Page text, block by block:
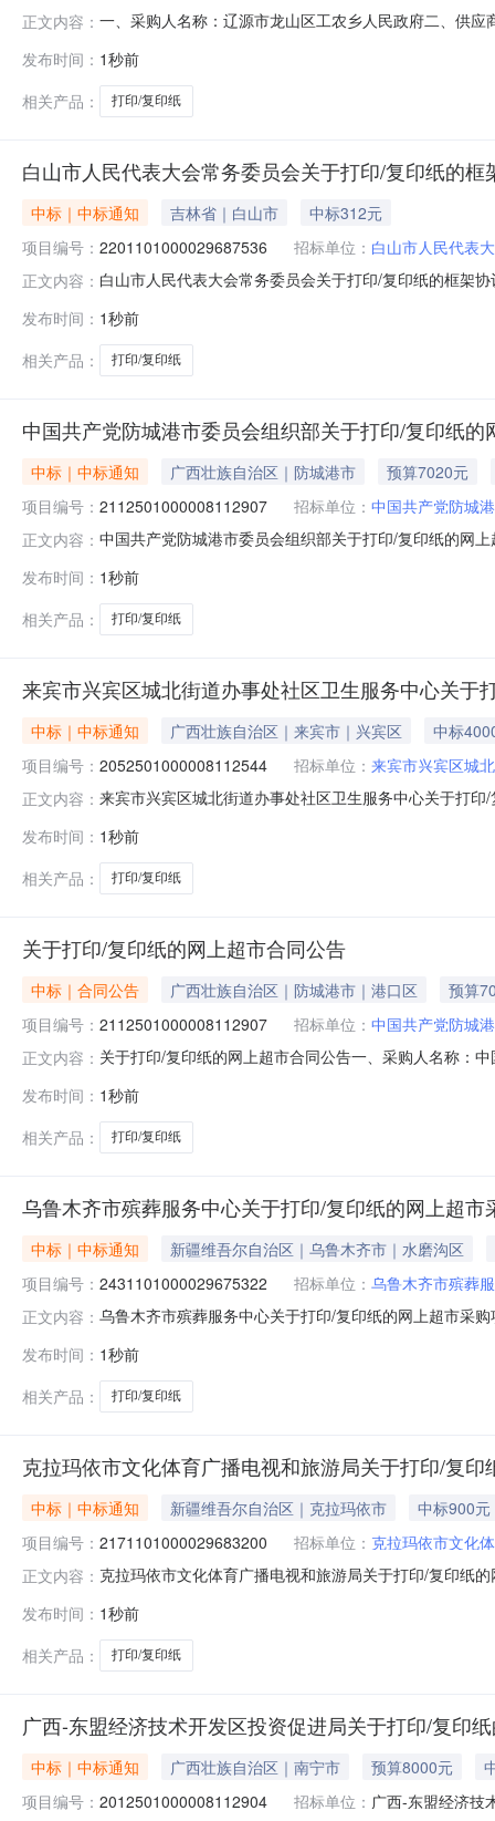
正文内容： 一、采购人名称：辽源市龙山区工农乡人民政府二、供
28.001002800服务要求或标的基本概况：七、其它事项
发布时间： 1秒前
相关产品：
打印/复印纸
白山市人民代表大会常务委员会关于打印/复印纸的
中标｜中标通知 吉林省｜白山市
中标312元
项目编号： 2201101000029687536 招标单位： 白山市人民代表
正文内容： 白山市人民代表大会常务委员会关于打印/复印纸的框架
总额（元）:项目所在行政区划编码:220699项目所在行
发布时间： 1秒前
相关产品：
打印/复印纸
中国共产党防城港市委员会组织部关于打印/复印纸
中标｜中标通知 广西壮族自治区｜防城港市
预算7020元
项目编号： 2112501000008112907 招标单位： 中国共产党防城
正文内容： 中国共产党防城港市委员会组织部关于打印/复印纸的网
编号:2112501000008112907项目联系人:冉轲项目联系
发布时间： 1秒前
相关产品：
打印/复印纸
来宾市兴宾区城北街道办事处社区卫生服务中心关于
中标｜中标通知 广西壮族自治区｜来宾市｜兴宾区
中标
项目编号： 2052501000008112544 招标单位： 来宾市兴宾区城
正文内容： 来宾市兴宾区城北街道办事处社区卫生服务中心关于打
采购项目采购项目项目编号:2052501000008112544项
发布时间： 1秒前
相关产品：
打印/复印纸
关于打印/复印纸的网上超市合同公告
中标｜合同公告 广西壮族自治区｜防城港市｜港口区
预算
项目编号： 2112501000008112907 招标单位： 中国共产党防城
正文内容： 关于打印/复印纸的网上超市合同公告一、采购人名称：
兴纸业蓝高美a480g8包打印/复印纸安兴纸业/
发布时间： 1秒前
相关产品：
打印/复印纸
乌鲁木齐市殡葬服务中心关于打印/复印纸的网上超市
中标｜中标通知
新疆维吾尔自治区｜乌鲁木齐市｜水磨沟区
项目编号： 2431101000029675322 招标单位： 乌鲁木齐市殡葬
正文内容： 乌鲁木齐市殡葬服务中心关于打印/复印纸的网上超市采
采购计划金额（元）:项目所在行政区划编码:650199项
发布时间： 1秒前
相关产品：
打印/复印纸
克拉玛依市文化体育广播电视和旅游局关于打印/复
中标｜中标通知 新疆维吾尔自治区｜克拉玛依市
中标900元
项目编号： 2171101000029683200 招标单位： 克拉玛依市文化
正文内容： 克拉玛依市文化体育广播电视和旅游局关于打印/复印纸
额（元）:项目所在行政区划编码:650299项目所在行政
发布时间： 1秒前
相关产品：
打印/复印纸
广西-东盟经济技术开发区投资促进局关于打印/复印
中标｜中标通知 广西壮族自治区｜南宁市 预算8000元
项目编号： 2012501000008112904 招标单位： 广西-东盟经济技